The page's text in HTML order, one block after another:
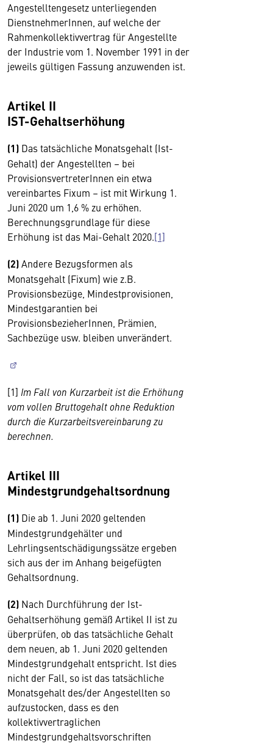
Angestelltengesetz unterliegenden
DienstnehmerInnen, auf welche der
Rahmenkollektivvertrag für Angestellte
der Industrie vom 1. November 1991 in der
jeweils gültigen Fassung anzuwenden ist.
Artikel II
IST-Gehaltserhöhung
(1) Das tatsächliche Monatsgehalt (Ist-
Gehalt) der Angestellten – bei
ProvisionsvertreterInnen ein etwa
vereinbartes Fixum – ist mit Wirkung 1.
Juni 2020 um 1,6 % zu erhöhen.
Berechnungsgrundlage für diese
Erhöhung ist das Mai-Gehalt 2020.[1]
(2)Andere Bezugsformen als
Monatsgehalt (Fixum) wie z.B.
Provisionsbezüge, Mindestprovisionen,
Mindestgarantien bei
ProvisionsbezieherInnen, Prämien,
Sachbezüge usw. bleiben unverändert.
[1] Im Fall von Kurzarbeit ist die Erhöhung
vom vollen Bruttogehalt ohne Reduktion
durch die Kurzarbeitsvereinbarung zu
berechnen.
Artikel III
Mindestgrundgehaltsordnung
(1) Die ab 1. Juni 2020 geltenden
Mindestgrundgehälter und
Lehrlingsentschädigungssätze ergeben
sich aus der im Anhang beigefügten
Gehaltsordnung.
(2) Nach Durchführung der Ist-
Gehaltserhöhung gemäß Artikel II ist zu
überprüfen, ob das tatsächliche Gehalt
dem neuen, ab 1. Juni 2020 geltenden
Mindestgrundgehalt entspricht. Ist dies
nicht der Fall, so ist das tatsächliche
Monatsgehalt des/der Angestellten so
aufzustocken, dass es den
kollektivvertraglichen
Mindestgrundgehaltsvorschriften